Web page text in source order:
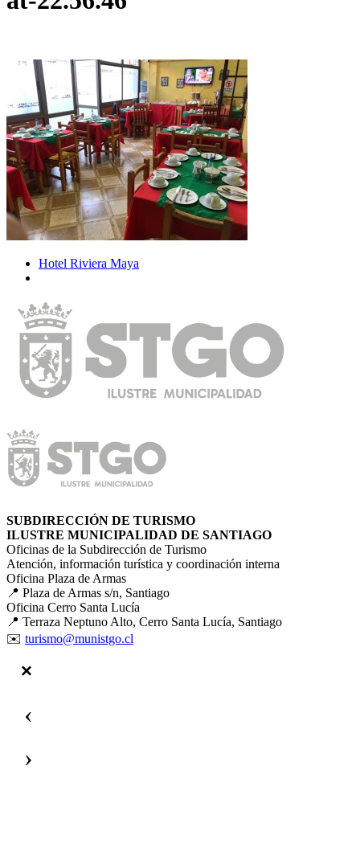
Hotel Riviera Maya
SUBDIRECCIÓN DE TURISMO
ILUSTRE MUNICIPALIDAD DE SANTIAGO
Oficinas de la Subdirección de Turismo
Atención, información turística y coordinación interna
Oficina Plaza de Armas
📍 Plaza de Armas s/n, Santiago
Oficina Cerro Santa Lucía
📍 Terraza Neptuno Alto, Cerro Santa Lucía, Santiago
✉️ turismo@munistgo.cl
‹
›